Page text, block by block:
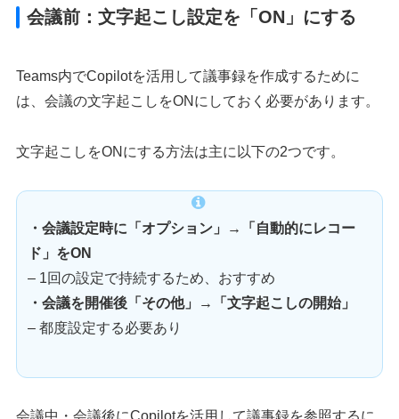
会議前：文字起こし設定を「ON」にする
Teams内でCopilotを活用して議事録を作成するために
は、会議の文字起こしをONにしておく必要があります。
文字起こしをONにする方法は主に以下の2つです。
・会議設定時に「オプション」→「自動的にレコー
ド」をON
– 1回の設定で持続するため、おすすめ
・会議を開催後「その他」→「文字起こしの開始」
– 都度設定する必要あり
会議中・会議後にCopilotを活用して議事録を参照するに